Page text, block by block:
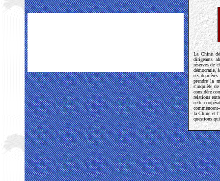
La Chine
dirigeants
réserves de
démocratie,
ces
prendre la
s'inquiète
considéré
relations
cette
la Chine et
questions